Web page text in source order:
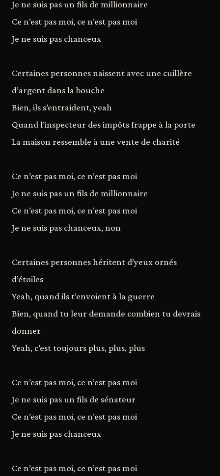
Je ne suis pas un fils de millionnaire
Ce n’est pas moi, ce n’est pas moi
Je ne suis pas chanceux
Certaines personnes naissent avec une cuillère
d’argent dans la bouche
Bien, ils s’entraident, yeah
Quand l’inspecteur des impôts frappe à la porte
La maison ressemble à une vente de charité
Ce n’est pas moi, ce n’est pas moi
Je ne suis pas un fils de millionnaire
Ce n’est pas moi, ce n’est pas moi
Je ne suis pas chanceux, non
Certaines personnes héritent d’yeux ornés
d’étoiles
Yeah, quand ils t’envoient à la guerre
Bien, quand tu leur demande combien tu devrais
donner
Yeah, c’est toujours plus, plus, plus
Ce n’est pas moi, ce n’est pas moi
Je ne suis pas un fils de sénateur
Ce n’est pas moi, ce n’est pas moi
Je ne suis pas chanceux
Ce n’est pas moi, ce n’est pas moi